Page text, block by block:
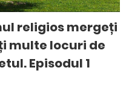
religios mergeți
multe locuri de
Episodul 1